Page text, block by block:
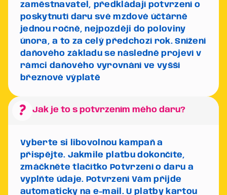
zaměstnavatel, předkládají potvrzení o
poskytnutí daru své mzdové účtárně
jednou ročně, nejpozději do poloviny
února, a to za celý předchozí rok. Snížení
daňového základu se následně projeví v
rámci daňového vyrovnání ve vyšší
březnové výplatě
question_mark Jak je to s potvrzením mého daru?
Vyberte si libovolnou kampaň a
přispějte. Jakmile platbu dokončíte,
zmáčkněte tlačítko Potvrzení o daru a
vyplňte údaje. Potvrzení Vám přijde
automaticky na e-mail. U platby kartou